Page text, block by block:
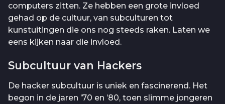
computers zitten. Ze hebben een grote invloed
gehad op de cultuur, van subculturen tot
kunstuitingen die ons nog steeds raken. Laten we
eens kijken naar die invloed.
Subcultuur van Hackers
De hacker subcultuur is uniek en fascinerend. Het
begon in de jaren ’70 en ’80, toen slimme jongeren